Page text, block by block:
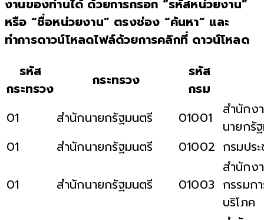
งานของท่านได้ ด้วยการกรอก “รหัสหน่วยงาน”
หรือ “ชื่อหน่วยงาน” ตรงช่อง “ค้นหา” และ
ทำการดาวน์โหลดไฟล์ด้วยการคลิกที่ ดาวน์โหลด
รหัส
กระทรวง
กระทรวง
รหัส
กรม
01
สำนักนายกรัฐมนตรี 01001
สำนักง
นายกรั
01
สำนักนายกรัฐมนตรี 01002 กรมปร
01 สำนักนายกรัฐมนตรี 01003
สำนักง
กรรมก
บริโภค